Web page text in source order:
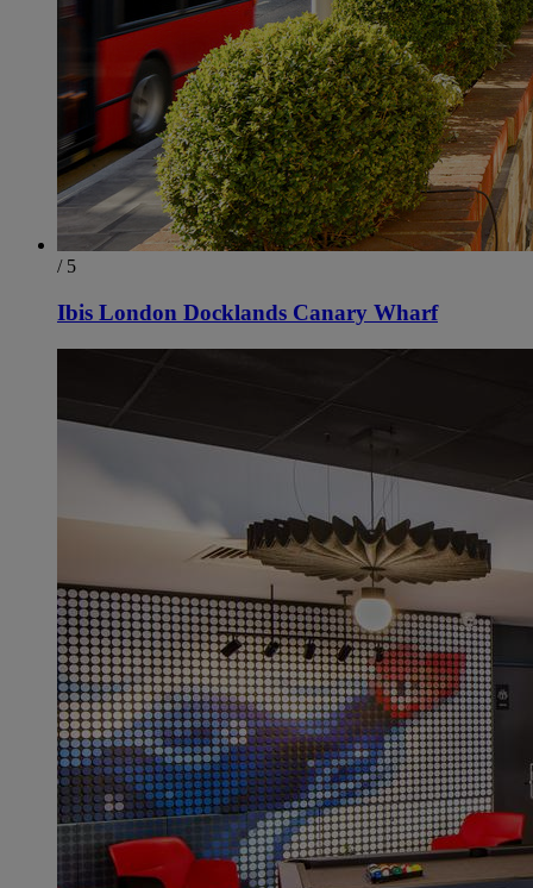
/ 5
Ibis London Docklands Canary Wharf